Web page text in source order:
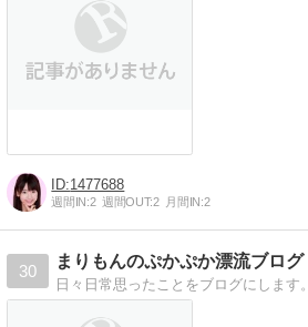
1477688
週間IN:2 週間OUT:2 月間IN:2
30
まりもんのぷかぷか漂流ブログ
日々日常思ったことをブログにします。